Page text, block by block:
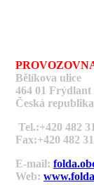
Bělíkova ulice
464 01 Frýdlant
Česká republika
Tel.:+420 482
Fax:+420 482
E-mail:
Web: